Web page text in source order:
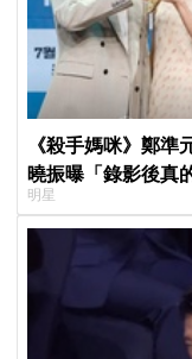
《殺手媽咪》鄭
曉振曝「錄影後真
明星